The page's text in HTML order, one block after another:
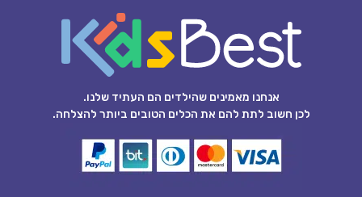
אנחנו מאמינים שהילדים הם העתיד שלנו.
לכן חשוב לתת להם את הכלים הטובים ביותר להצלחה.